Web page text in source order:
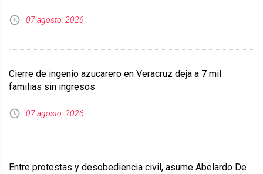
07 agosto, 2026
Cierre de ingenio azucarero en Veracruz deja a 7 mil
familias sin ingresos
07 agosto, 2026
Entre protestas y desobediencia civil, asume Abelardo De